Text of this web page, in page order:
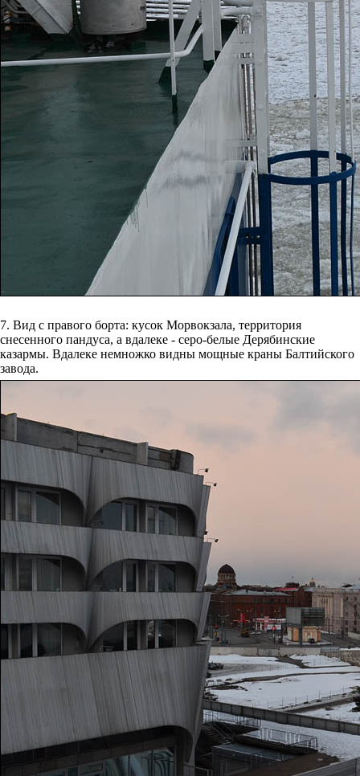
7. Вид с правого борта: кусок Морвокзала, территория
снесенного пандуса, а вдалеке - серо-белые Дерябинские
казармы. Вдалеке немножко видны мощные краны Балтийского
завода.